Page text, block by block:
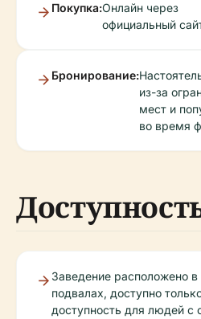
Покупка:Онлайн через
официальный
Бронирование:
из-за
мест и
во время
Заведение расположено в
подвалах, доступно
доступность для людей с